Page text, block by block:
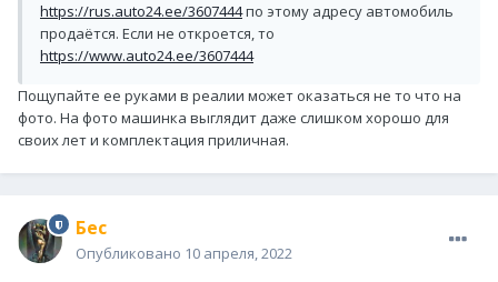
https://rus.auto24.ee/3607444по этому адресу автомобиль
продаётся. Если не откроется, то
https://www.auto24.ee/3607444
Пощупайте ее руками в реалии может оказаться не то что на
фото. На фото машинка выглядит даже слишком хорошо для
своих лет и комплектация приличная.
Бес
Опубликовано 10 апреля, 2022